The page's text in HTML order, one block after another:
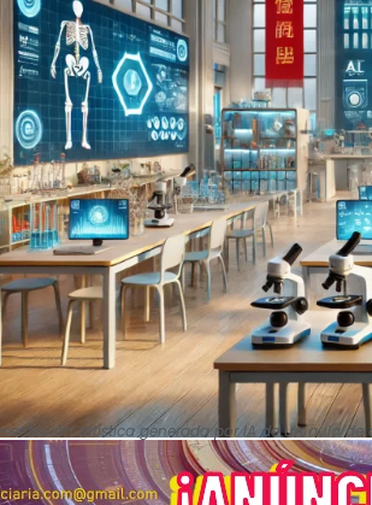
artística generada por IA de un aula de